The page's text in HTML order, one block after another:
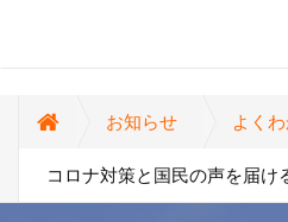
お知らせ よく
コロナ対策と国民の声を届け